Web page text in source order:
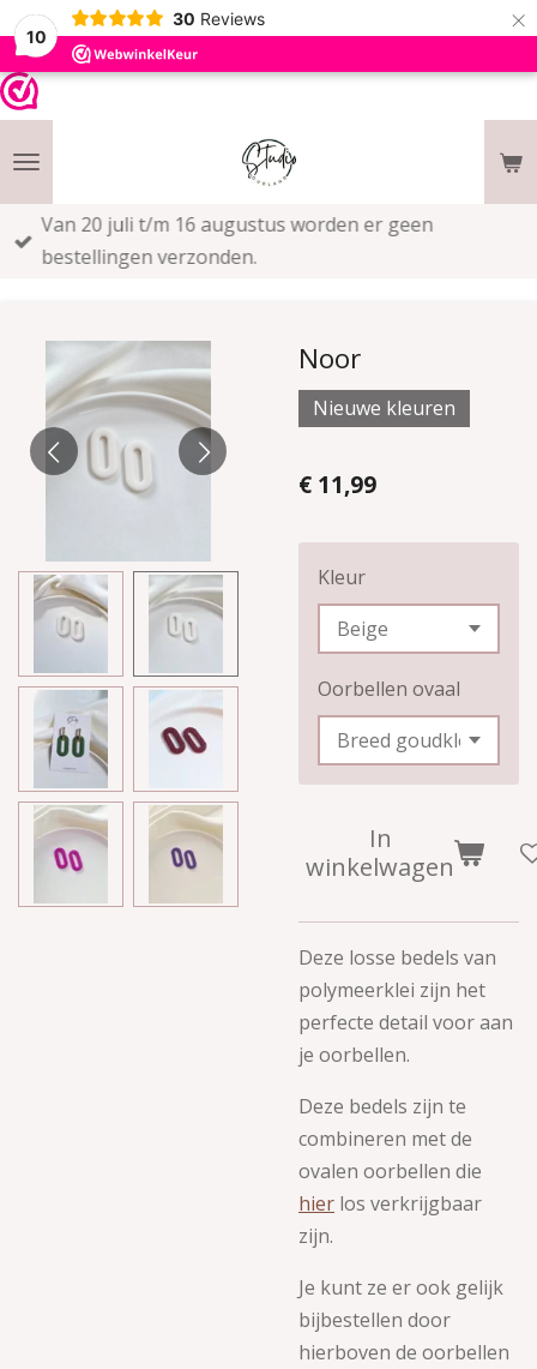
10
30 Reviews ×
Van 20 juli t/m 16 augustus worden er geen
bestellingen verzonden.
Noor
Nieuwe kleuren
€ 11,99
Kleur
Oorbellen ovaal
In
winkelwagen
Deze losse bedels van
polymeerklei zijn het
perfecte detail voor aan
je oorbellen.
Deze bedels zijn te
combineren met de
ovalen oorbellen die
hier los verkrijgbaar
zijn.
Je kunt ze er ook gelijk
bijbestellen door
hierboven de oorbellen